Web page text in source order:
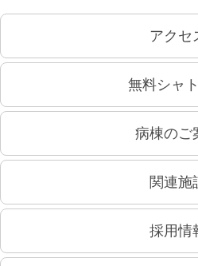
アクセ
無料シャ
病棟のご
関連施
採用情